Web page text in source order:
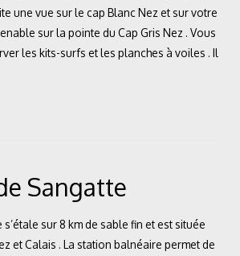
une vue sur le cap Blanc Nez et sur votre
sur la pointe du Cap Gris Nez . Vous
les kits-surfs et les planches à voiles . Il
Sangatte
sur 8 km de sable fin et est située
et Calais . La station balnéaire permet de